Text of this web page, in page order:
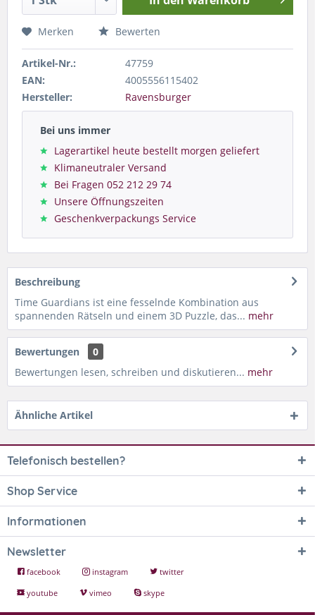
Merken Bewerten
Artikel-Nr.:
47759
EAN:
4005556115402
Hersteller:
Ravensburger
Bei uns immer
Lagerartikel heute bestellt morgen geliefert
Klimaneutraler Versand
Bei Fragen 052 212 29 74
Unsere Öffnungszeiten
Geschenkverpackungs Service
Beschreibung
Time Guardians ist eine fesselnde Kombination aus
spannenden Rätseln und einem 3D Puzzle, das... mehr
Bewertungen
0
Bewertungen lesen, schreiben und diskutieren... mehr
Ähnliche Artikel
Telefonisch bestellen?
Shop Service
Informationen
Newsletter
facebook instagram
twitter
youtube
vimeo skype